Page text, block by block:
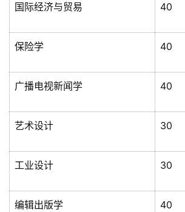
国际经济与贸易 40
保险学 40
广播电视新闻学 40
艺术设计 30
工业设计 30
编辑出版学 40